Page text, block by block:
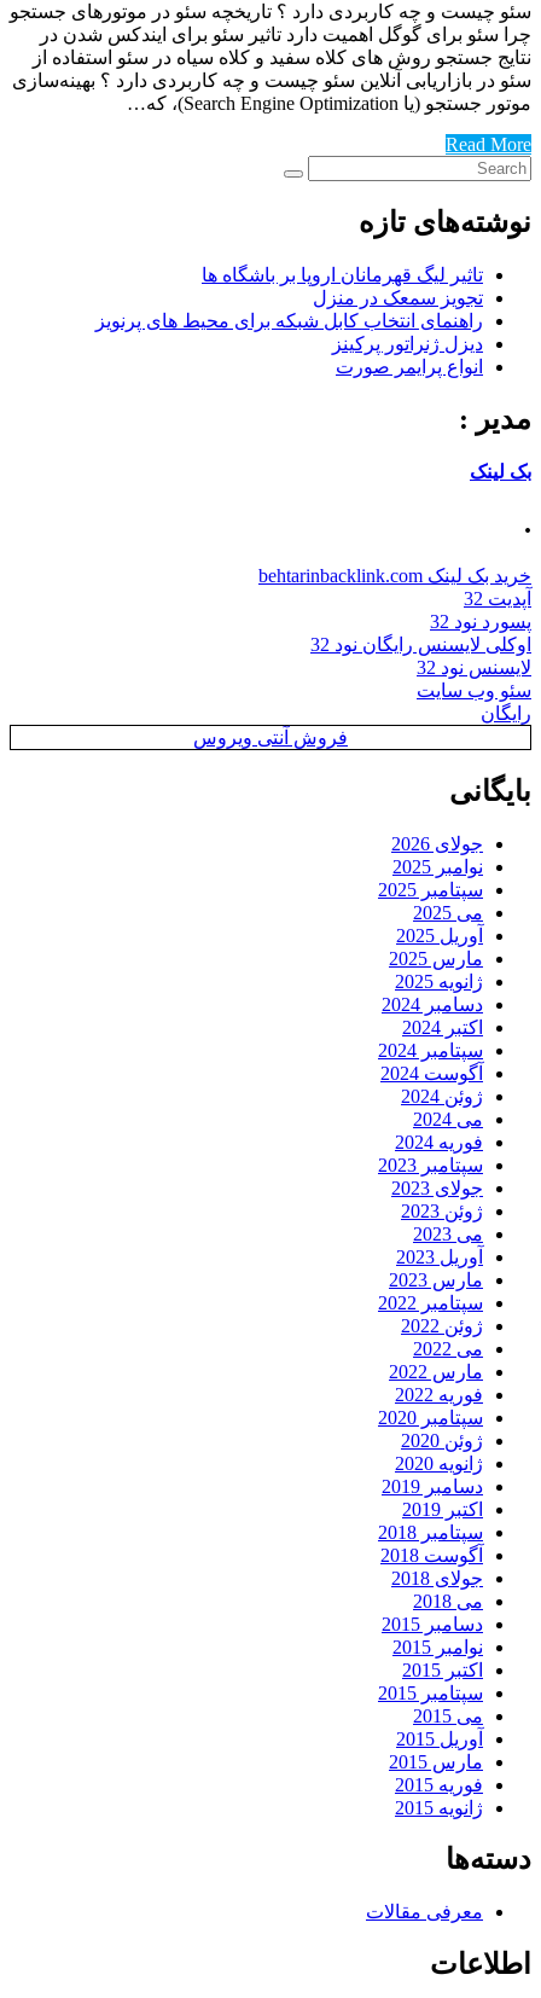
سئو چیست و چه کاربردی دارد ؟ تاریخچه سئو در موتورهای جستجو
چرا سئو برای گوگل اهمیت دارد تاثیر سئو برای ایندکس شدن در
نتایج جستجو روش های کلاه سفید و کلاه سیاه در سئو استفاده از
سئو در بازاریابی آنلاین سئو چیست و چه کاربردی دارد ؟ بهینه‌سازی
موتور جستجو (یا Search Engine Optimization)، که…
Read More
نوشته‌های تازه
تاثیر لیگ قهرمانان اروپا بر باشگاه ها
تجویز سمعک در منزل
راهنمای انتخاب کابل شبکه برای محیط های پرنویز
دیزل ژنراتور پرکینز
انواع پرایمر صورت
مدیر :
بک لینک
.
خرید بک لینک behtarinbacklink.com
آپدیت 32
پسورد نود 32
اوکلی لایسنس رایگان نود 32
لایسنس نود 32
سئو وب سایت
رایگان
فروش آنتی ویروس
بایگانی
جولای 2026
نوامبر 2025
سپتامبر 2025
می 2025
آوریل 2025
مارس 2025
ژانویه 2025
دسامبر 2024
اکتبر 2024
سپتامبر 2024
آگوست 2024
ژوئن 2024
می 2024
فوریه 2024
سپتامبر 2023
جولای 2023
ژوئن 2023
می 2023
آوریل 2023
مارس 2023
سپتامبر 2022
ژوئن 2022
می 2022
مارس 2022
فوریه 2022
سپتامبر 2020
ژوئن 2020
ژانویه 2020
دسامبر 2019
اکتبر 2019
سپتامبر 2018
آگوست 2018
جولای 2018
می 2018
دسامبر 2015
نوامبر 2015
اکتبر 2015
سپتامبر 2015
می 2015
آوریل 2015
مارس 2015
فوریه 2015
ژانویه 2015
دسته‌ها
معرفی مقالات
اطلاعات